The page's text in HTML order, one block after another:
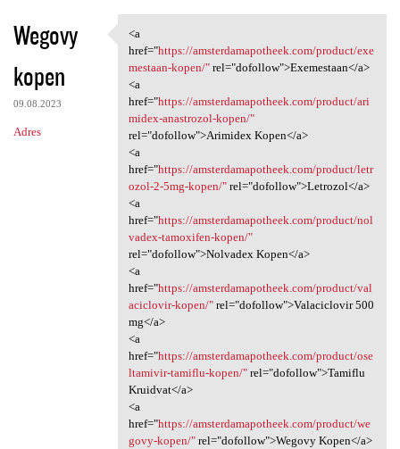
Wegovy
kopen
09.08.2023
Adres
<a href="https:/
<a
href="https://amsterdamapotheek.com/product/exe
mestaan-kopen/"rel="dofollow">Exemestaan</a>
<a
href="https://amsterdamapotheek.com/product/ari
midex-anastrozol-kopen/"
rel="dofollow">Arimidex Kopen</a>
<a
href="https://amsterdamapotheek.com/product/letr
ozol-2-5mg-kopen/"rel="dofollow">Letrozol</a>
<a
href="https://amsterdamapotheek.com/product/nol
vadex-tamoxifen-kopen/"
rel="dofollow">Nolvadex Kopen</a>
<a
href="https://amsterdamapotheek.com/product/val
aciclovir-kopen/"rel="dofollow">Valaciclovir 500
mg</a>
<a
href="https://amsterdamapotheek.com/product/ose
ltamivir-tamiflu-kopen/"rel="dofollow">Tamiflu
Kruidvat</a>
<a
href="https://amsterdamapotheek.com/product/we
govy-kopen/"rel="dofollow">Wegovy Kopen</a>